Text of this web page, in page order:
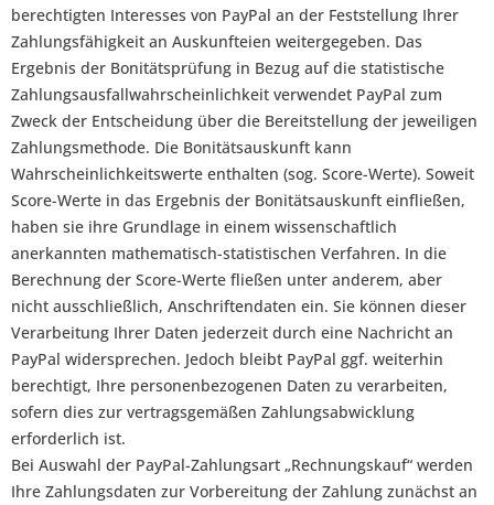
berechtigten Interesses von PayPal an der Feststellung Ihrer
Zahlungsfähigkeit an Auskunfteien weitergegeben. Das
Ergebnis der Bonitätsprüfung in Bezug auf die statistische
Zahlungsausfallwahrscheinlichkeit verwendet PayPal zum
Zweck der Entscheidung über die Bereitstellung der jeweiligen
Zahlungsmethode. Die Bonitätsauskunft kann
Wahrscheinlichkeitswerte enthalten (sog. Score-Werte). Soweit
Score-Werte in das Ergebnis der Bonitätsauskunft einfließen,
haben sie ihre Grundlage in einem wissenschaftlich
anerkannten mathematisch-statistischen Verfahren. In die
Berechnung der Score-Werte fließen unter anderem, aber
nicht ausschließlich, Anschriftendaten ein. Sie können dieser
Verarbeitung Ihrer Daten jederzeit durch eine Nachricht an
PayPal widersprechen. Jedoch bleibt PayPal ggf. weiterhin
berechtigt, Ihre personenbezogenen Daten zu verarbeiten,
sofern dies zur vertragsgemäßen Zahlungsabwicklung
erforderlich ist.
Bei Auswahl der PayPal-Zahlungsart „Rechnungskauf“ werden
Ihre Zahlungsdaten zur Vorbereitung der Zahlung zunächst an